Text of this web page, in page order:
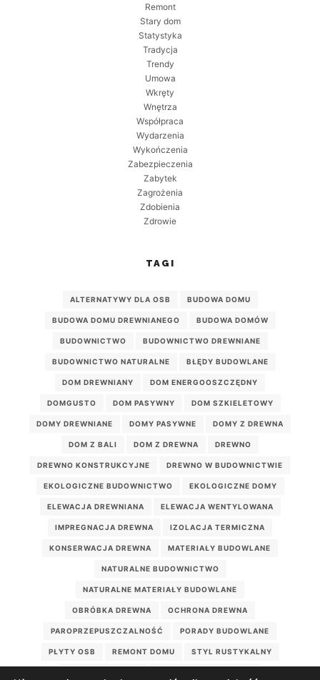
Remont
Stary dom
Statystyka
Tradycja
Trendy
Umowa
Wkręty
Wnętrza
Współpraca
Wydarzenia
Wykończenia
Zabezpieczenia
Zabytek
Zagrożenia
Zdobienia
Zdrowie
TAGI
ALTERNATYWY DLA OSB BUDOWA DOMU
BUDOWA DOMU DREWNIANEGO BUDOWA DOMÓW
BUDOWNICTWO BUDOWNICTWO DREWNIANE
BUDOWNICTWO NATURALNE BŁĘDY BUDOWLANE
DOM DREWNIANY DOM ENERGOOSZCZĘDNY
DOMGUSTO DOM PASYWNY DOM SZKIELETOWY
DOMY DREWNIANE DOMY PASYWNE DOMY Z DREWNA
DOM Z BALI DOM Z DREWNA DREWNO
DREWNO KONSTRUKCYJNE DREWNO W BUDOWNICTWIE
EKOLOGICZNE BUDOWNICTWO EKOLOGICZNE DOMY
ELEWACJA DREWNIANA ELEWACJA WENTYLOWANA
IMPREGNACJA DREWNA IZOLACJA TERMICZNA
KONSERWACJA DREWNA MATERIAŁY BUDOWLANE
NATURALNE BUDOWNICTWO
NATURALNE MATERIAŁY BUDOWLANE
OBRÓBKA DREWNA OCHRONA DREWNA
PAROPRZEPUSZCZALNOŚĆ PORADY BUDOWLANE
PŁYTY OSB REMONT DOMU STYL RUSTYKALNY